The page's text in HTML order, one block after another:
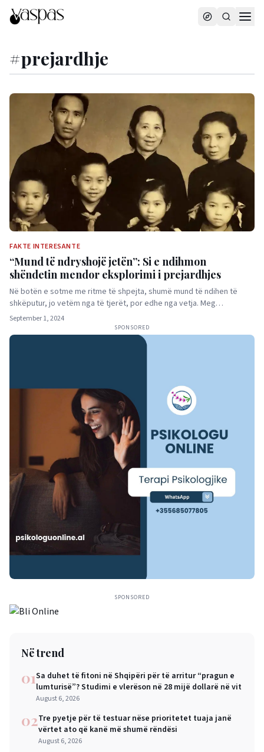
#prejardhje
FAKTE INTERESANTE
“Mund të ndryshojë jetën”: Si e ndihmon
shëndetin mendor eksplorimi i prejardhjes
Në botën e sotme me ritme të shpejta, shumë mund të ndihen të
shkëputur, jo vetëm nga të tjerët, por edhe nga vetja. Meg…
September 1, 2024
SPONSORED
SPONSORED
Në trend
01Sa duhet të fitoni në Shqipëri për të arritur “pragun e
lumturisë”? Studimi e vlerëson në 28 mijë dollarë në vit
August 6, 2026
02Tre pyetje për të testuar nëse prioritetet tuaja janë
vërtet ato që kanë më shumë rëndësi
August 6, 2026